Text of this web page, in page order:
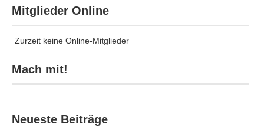
Mitglieder Online
Zurzeit keine Online-Mitglieder
Mach mit!
Neueste Beiträge